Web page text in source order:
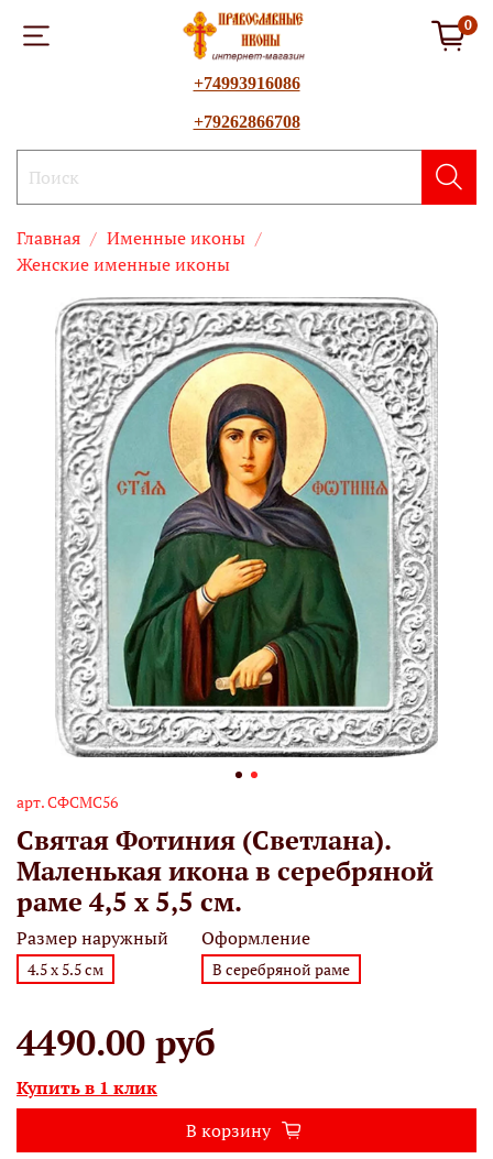
0
+74993916086
+79262866708
Главная
Именные иконы
Женские именные иконы
арт.СФСМС56
Святая Фотиния (Светлана).
Маленькая икона в серебряной
раме 4,5 х 5,5 см.
Размер наружный
4.5 х 5.5 см
Оформление
В серебряной раме
4490.00 руб
Купить в 1 клик
В корзину